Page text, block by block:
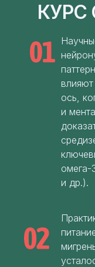
ось,
и
омега-
и др.).